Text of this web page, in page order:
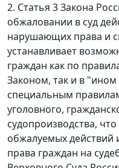
2. Статья 3Закона
обжаловании в суд
нарушающих права и
устанавливает
граждан как по
Законом, так и в
специальным
уголовного,
судопроизводства,
обжалуемых действий
права граждан на